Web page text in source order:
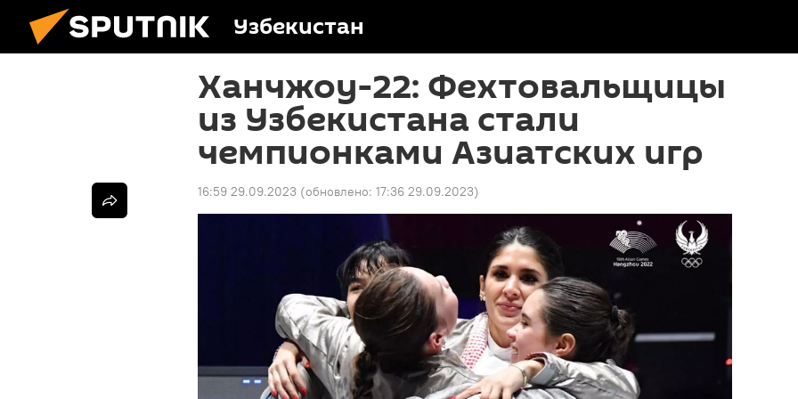
Узбекистан
Ханчжоу-22: Фехтовальщицы
из Узбекистана стали
чемпионками Азиатских игр
16:59 29.09.2023 (обновлено: 17:36 29.09.2023)